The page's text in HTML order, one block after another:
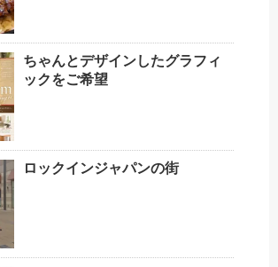
ちゃんとデザインしたグラフィ
ックをご希望
ロックインジャパンの街